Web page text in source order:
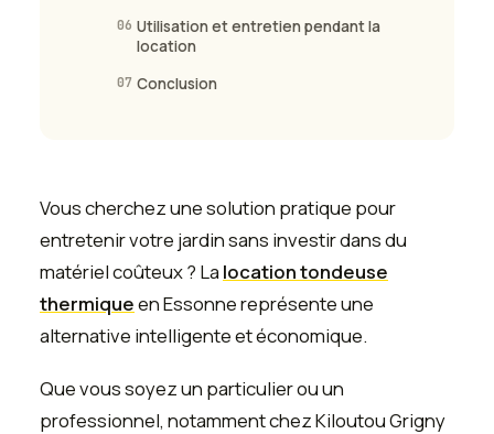
06 Utilisation et entretien pendant la
location
07 Conclusion
Vous cherchez une solution pratique pour
entretenir votre jardin sans investir dans du
matériel coûteux ? La location tondeuse
thermiqueen Essonne représente une
alternative intelligente et économique.
Que vous soyez un particulier ou un
professionnel, notamment chez Kiloutou Grigny